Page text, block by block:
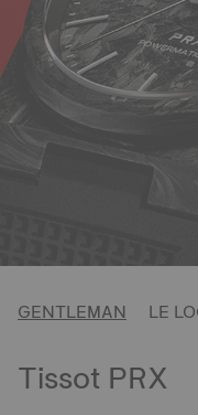
GENTLEMAN LE
Tissot PRX